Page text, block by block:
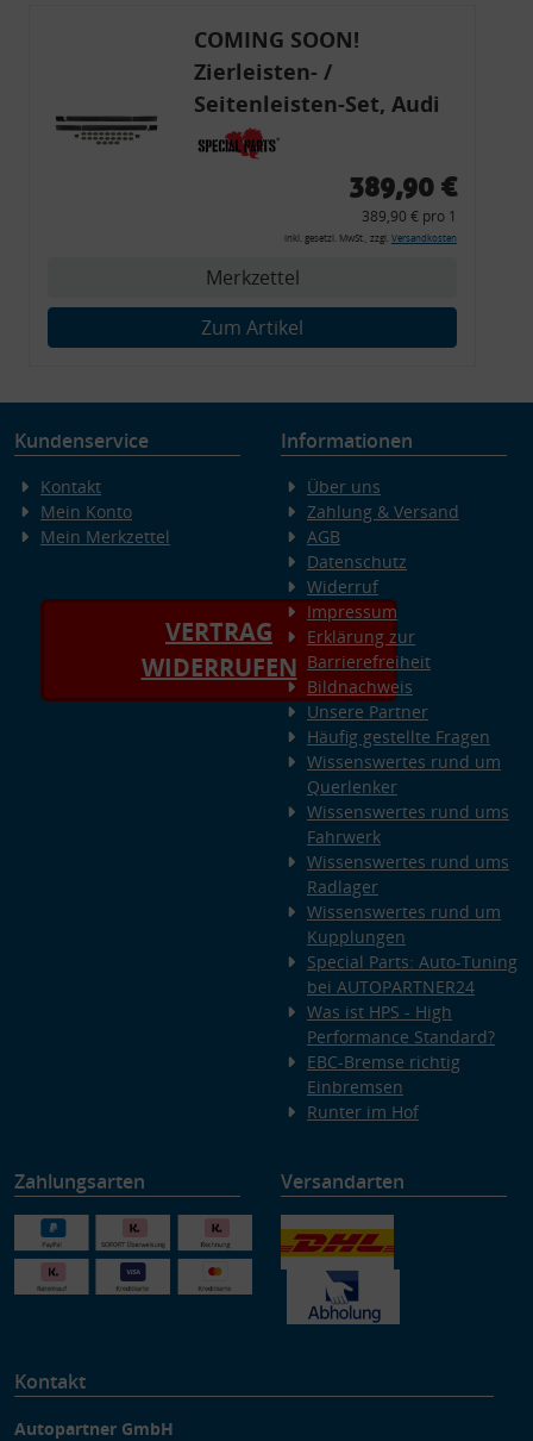
COMING SOON!
Zierleisten- /
Seitenleisten-Set, Audi
80 Cabrio, Coupe, S2, (6x
Zierleiste, 2x Kappe,
Montagewerkzeug)
389,90 €
389,90 € pro 1
inkl. gesetzl. MwSt., zzgl. Versandkosten
Merkzettel
Zum Artikel
Kundenservice
Kontakt
Mein Konto
Mein Merkzettel
VERTRAG
WIDERRUFEN
Informationen
Über uns
Zahlung & Versand
AGB
Datenschutz
Widerruf
Impressum
Erklärung zur
Barrierefreiheit
Bildnachweis
Unsere Partner
Häufig gestellte Fragen
Wissenswertes rund um
Querlenker
Wissenswertes rund ums
Fahrwerk
Wissenswertes rund ums
Radlager
Wissenswertes rund um
Kupplungen
Special Parts: Auto-Tuning
bei AUTOPARTNER24
Was ist HPS - High
Performance Standard?
EBC-Bremse richtig
Einbremsen
Runter im Hof
Zahlungsarten Versandarten
Kontakt
Autopartner GmbH